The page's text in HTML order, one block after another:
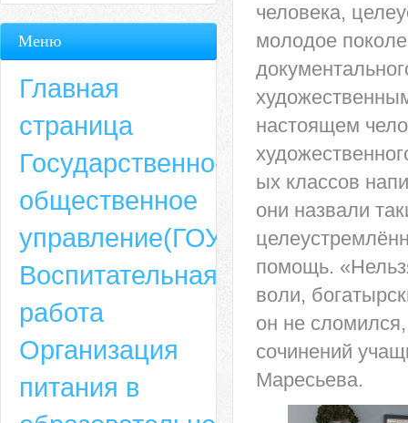
Адрес
659635, Алтайский край, Алтайский район, село Ая, ул. Школьная 11.
6-49, электронный адрес: aja_70@mail.ru
человека,
молодое
настоящем
ых классов
они назвали
помощь.
воли,
он не
сочинений
Маресьева.
Меню
Главная
страница
Государственно-
общественное
управление(ГОУ)
Воспитательная
работа
Организация
питания в